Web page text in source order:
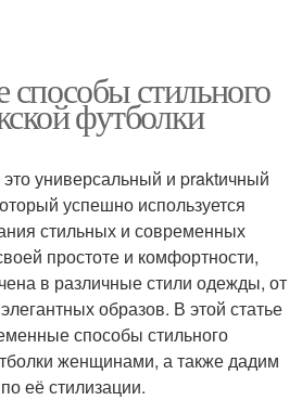
стильного
футболки
универсальный и praktичный
успешно используется
стильных и современных
простоте и комфортности,
в различные стили одежды, от
образов. В этой статье
способы стильного
женщинами, а также дадим
её стилизации.